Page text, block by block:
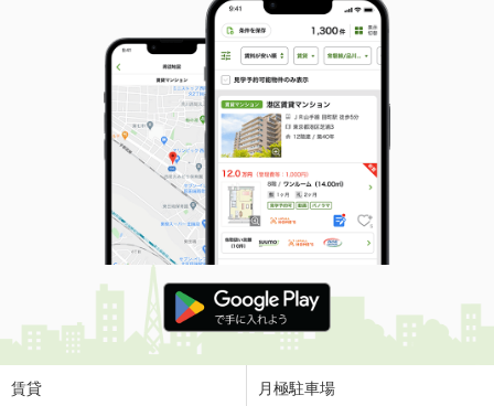
賃貸 月極駐車場